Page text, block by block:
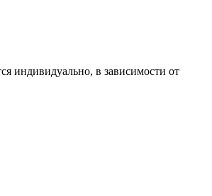
индивидуально, в зависимости от